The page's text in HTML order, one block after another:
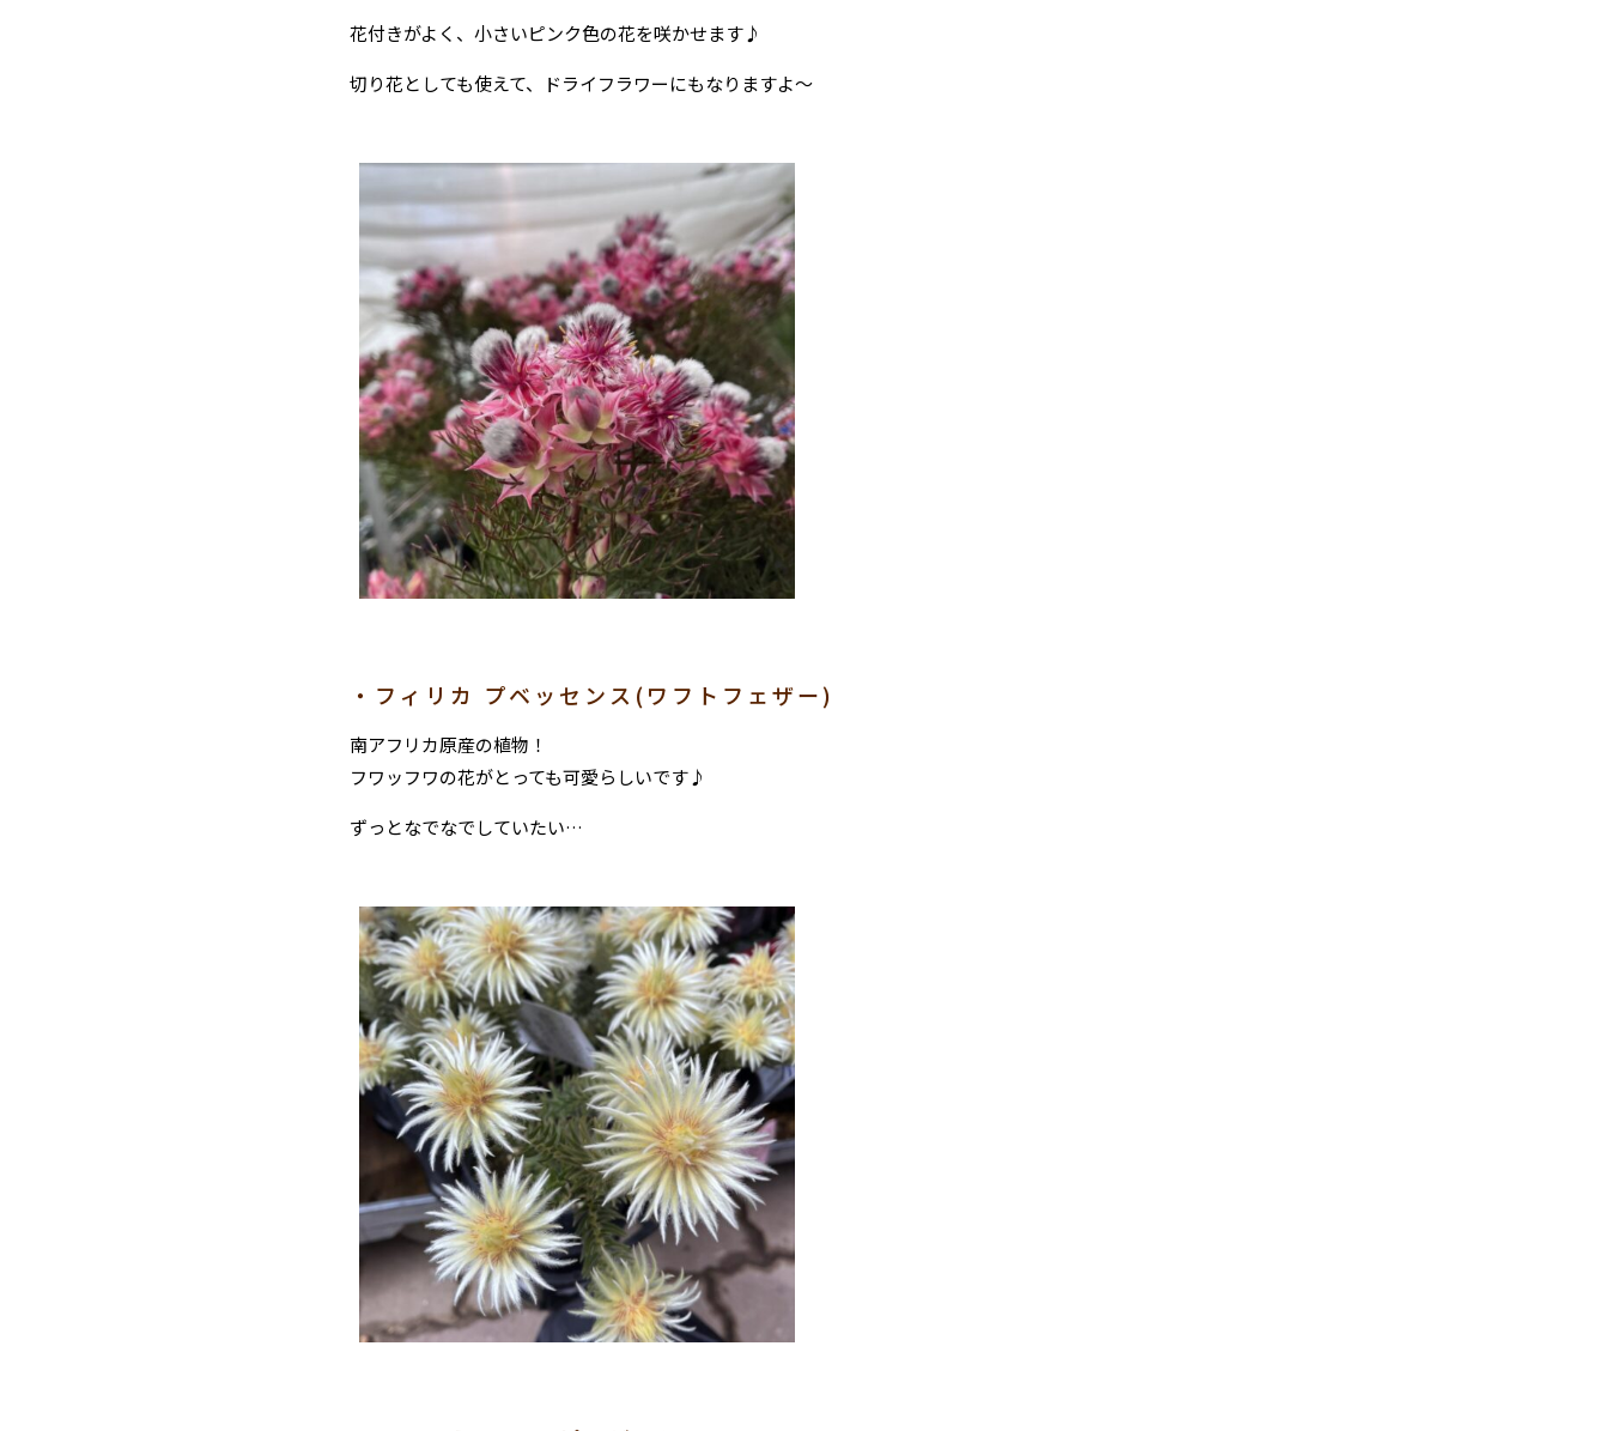
花付きがよく、小さいピンク色の花を咲かせます♪
切り花としても使えて、ドライフラワーにもなりますよ〜
・フィリカ プベッセンス(ワフトフェザー)
南アフリカ原産の植物！
フワッフワの花がとっても可愛らしいです♪
ずっとなでなでしていたい…